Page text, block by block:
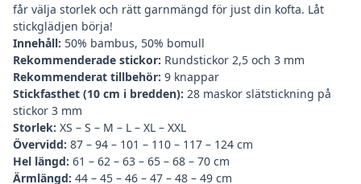
får välja storlek och rätt garnmängd för just din kofta. Låt
stickglädjen börja!
Innehåll: 50% bambus, 50% bomull
Rekommenderade stickor: Rundstickor 2,5 och 3 mm
Rekommenderat tillbehör: 9 knappar
Stickfasthet (10 cm i bredden): 28 maskor slätstickning på
stickor 3 mm
Storlek: XS – S – M – L – XL – XXL
Övervidd: 87 – 94 – 101 – 110 – 117 – 124 cm
Hel längd: 61 – 62 – 63 – 65 – 68 – 70 cm
Ärmlängd: 44 – 45 – 46 – 47 – 48 – 49 cm